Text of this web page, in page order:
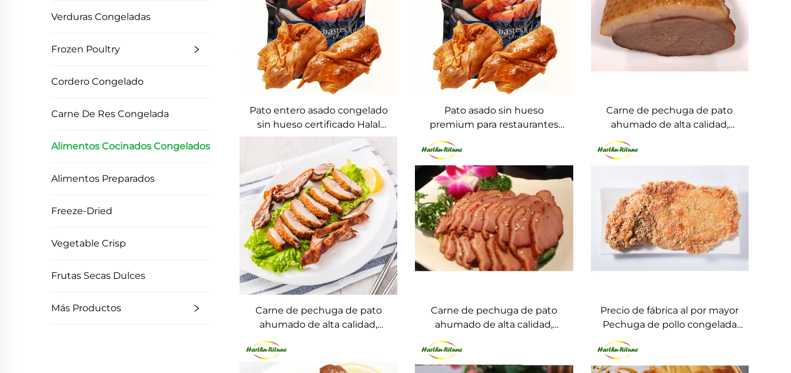
Verduras Congeladas
Frozen Poultry
Cordero Congelado
Carne De Res Congelada
Alimentos Cocinados Congelados
Alimentos Preparados
Freeze-Dried
Vegetable Crisp
Frutas Secas Dulces
Más Productos
Pato entero asado congelado
sin hueso certificado Halal
Apto y sanitario Estilo aves
certificado Aves asadas
Pato asado sin hueso
premium para restaurantes
listo para comer Ideal para
hoteles y servicios de catering
Carne de pechuga de pato
ahumado de alta calidad,
congelada IQF, sin piel ni
hueso, para hoteles y catering
Carne de pechuga de pato
ahumado de alta calidad,
congelada IQF, sin piel ni
hueso, baja en grasa y sal, para
hoteles, catering y cocina
Carne de pechuga de pato
ahumado de alta calidad,
congelada IQF, sin piel ni
hueso, para hoteles y catering
Precio de fábrica al por mayor
Pechuga de pollo congelada